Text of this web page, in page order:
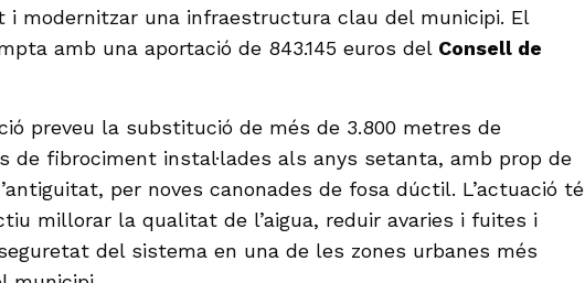
i modernitzar una infraestructura clau del municipi. El
amb una aportació de 843.145 euros del Consell de
preveu la substitució de més de 3.800 metres de
de fibrociment instal·lades als anys setanta, amb prop de
per noves canonades de fosa dúctil. L’actuació té
millorar la qualitat de l’aigua, reduir avaries i fuites i
del sistema en una de les zones urbanes més